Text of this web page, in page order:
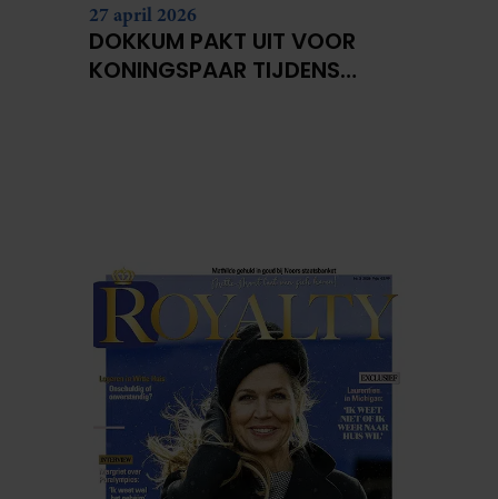
27 april 2026
DOKKUM PAKT UIT VOOR
KONINGSPAAR TIJDENS